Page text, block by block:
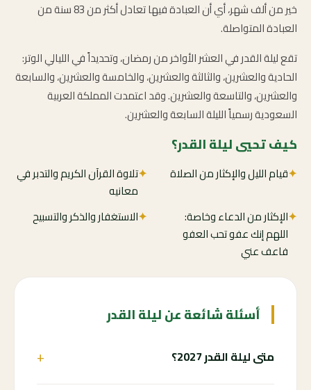
خير من ألف شهر، أي أن العبادة فيها تعادل أكثر من 83 سنة من
العبادة المتواصلة.
تقع ليلة القدر في العشر الأواخر من رمضان، وتحديداً في الليالي الوتر:
الحادية والعشرين، والثالثة والعشرين، والخامسة والعشرين، والسابعة
والعشرين، والتاسعة والعشرين. وقد اعتمدت المملكة العربية
السعودية رسمياً الليلة السابعة والعشرين.
كيف تحيي ليلة القدر؟
✦قيام الليل والإكثار من الصلاة ✦تلاوة القرآن الكريم والتدبر في
معانيه
✦الإكثار من الدعاء وخاصة:
اللهم إنك عفو تحب العفو
فاعف عني
✦الاستغفار والذكر والتسبيح
أسئلة شائعة عن ليلة القدر
متى ليلة القدر 2027؟ +